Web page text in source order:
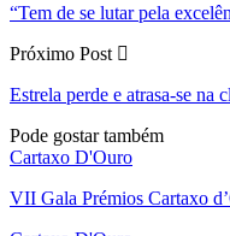
“Tem de se lutar pela
Próximo Post
Estrela perde e atrasa-se na
Pode gostar também
Cartaxo D'Ouro
VII Gala Prémios Cartaxo